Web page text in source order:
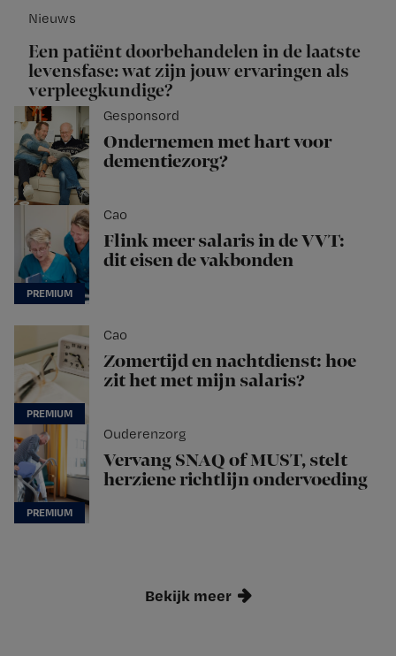
Nieuws
Een patiënt doorbehandelen in de laatste
levensfase: wat zijn jouw ervaringen als
verpleegkundige?
Gesponsord
Ondernemen met hart voor
dementiezorg?
Cao
Flink meer salaris in de VVT:
dit eisen de vakbonden
Cao
Zomertijd en nachtdienst: hoe
zit het met mijn salaris?
Ouderenzorg
Vervang SNAQ of MUST, stelt
herziene richtlijn ondervoeding
Bekijk meer